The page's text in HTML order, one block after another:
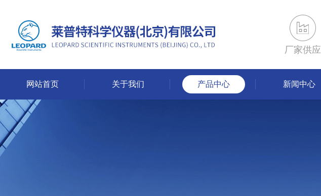
厂家供应
网站首页 关于我们 产品中心 新闻中心